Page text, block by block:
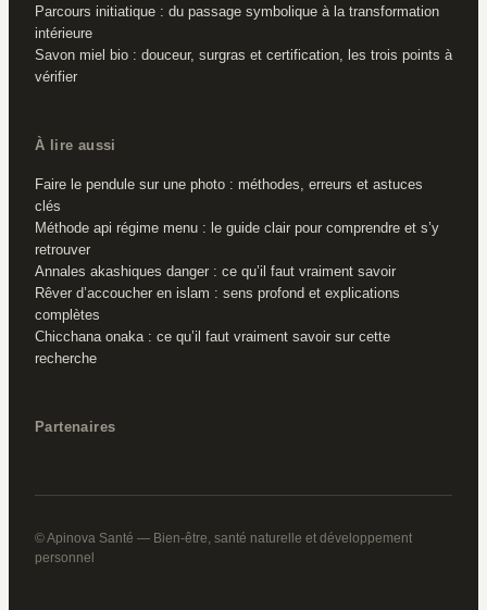
Parcours initiatique : du passage symbolique à la transformation
intérieure
Savon miel bio : douceur, surgras et certification, les trois points à
vérifier
À lire aussi
Faire le pendule sur une photo : méthodes, erreurs et astuces
clés
Méthode api régime menu : le guide clair pour comprendre et s’y
retrouver
Annales akashiques danger : ce qu’il faut vraiment savoir
Rêver d’accoucher en islam : sens profond et explications
complètes
Chicchana onaka : ce qu’il faut vraiment savoir sur cette
recherche
Partenaires
© Apinova Santé — Bien-être, santé naturelle et développement
personnel